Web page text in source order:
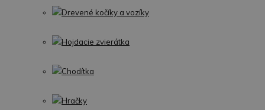
Drevené kočíky a vozíky
Hojdacie zvierátka
Chodítka
Hračky